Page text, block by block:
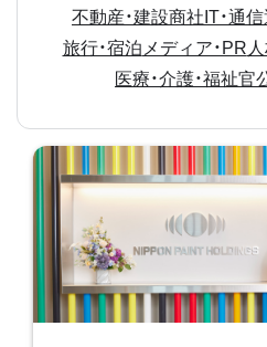
不動産・建設商社IT・通信
旅行・宿泊 メディア・PR
医療・介護・福祉官